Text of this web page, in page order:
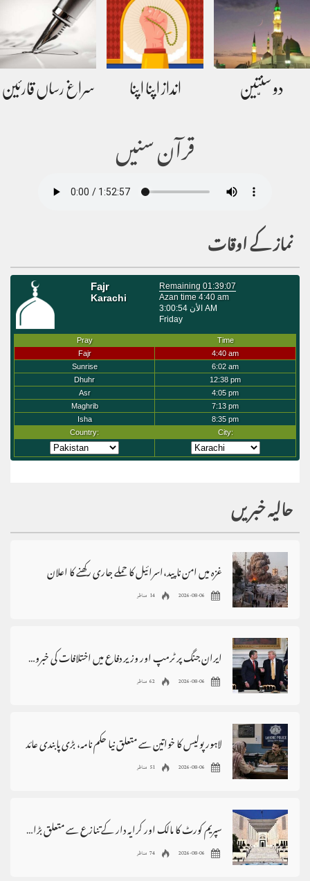
دو سنّتین انداز اپنا اپنا سراغ رساں قارئین
قرآن سنیں
نماز کے اوقات
حالیہ خبریں
غزہ میں امن ناپید،اسرائیل کا حملے جاری رکھنے کا اعلان
2026-08-06 14 مناظر
ایران جنگ پر ٹرمپ اور وزیر دفاع میں اختلافات کی خبروں کی تردید
2026-08-06 62 مناظر
لاہور پولیس کا خواتین سے متعلق نیا حکم نامہ، بڑی پابندی عائد
2026-08-06 51 مناظر
سپریم کورٹ کا مالک اور کرایہ دار کے تنازع سے متعلق بڑا فیصلہ
2026-08-06 74 مناظر